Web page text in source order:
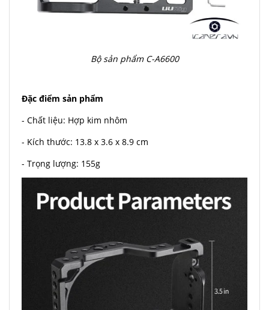
Bộ sản phẩm C-A6600
Đặc điểm sản phẩm
- Chất liệu: Hợp kim nhôm
- Kích thước: 13.8 x 3.6 x 8.9 cm
- Trọng lượng: 155g